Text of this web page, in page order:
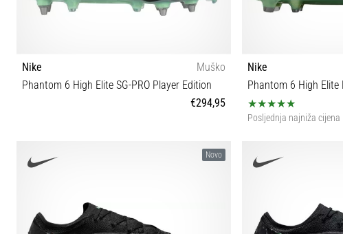
Nike
Muško
Phantom 6 High Elite SG-PRO Player Edition
€294,95
Nike
Phantom 6 High Elite
Posljednja najniža cijena
Novo